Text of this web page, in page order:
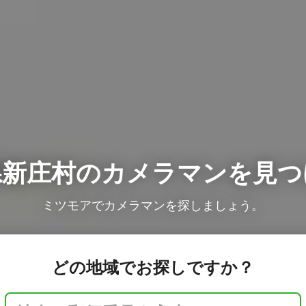
庄村のカメラマンを見
ミツモアでカメラマンを探しましょう。
どの地域でお探しですか？